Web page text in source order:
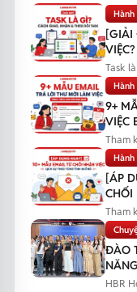
việc
[GIẢI
TASK
Task
nhận
9+
VIỆC
Tham
bằng
[ÁP
CHỐI
TÌNH
Tham
theo
ĐÀO
SALES
HBR